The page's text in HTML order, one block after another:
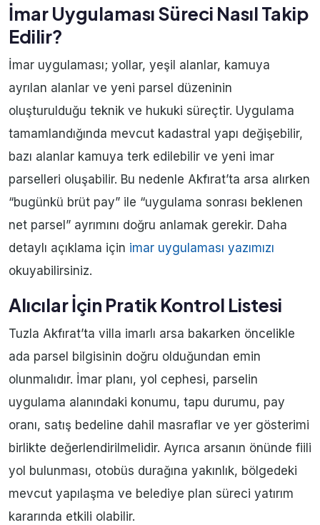
İmar Uygulaması Süreci Nasıl Takip
Edilir?
İmar uygulaması; yollar, yeşil alanlar, kamuya
ayrılan alanlar ve yeni parsel düzeninin
oluşturulduğu teknik ve hukuki süreçtir. Uygulama
tamamlandığında mevcut kadastral yapı değişebilir,
bazı alanlar kamuya terk edilebilir ve yeni imar
parselleri oluşabilir. Bu nedenle Akfırat’ta arsa alırken
“bugünkü brüt pay” ile “uygulama sonrası beklenen
net parsel” ayrımını doğru anlamak gerekir. Daha
detaylı açıklama için imar uygulaması yazımızı
okuyabilirsiniz.
Alıcılar İçin Pratik Kontrol Listesi
Tuzla Akfırat’ta villa imarlı arsa bakarken öncelikle
ada parsel bilgisinin doğru olduğundan emin
olunmalıdır. İmar planı, yol cephesi, parselin
uygulama alanındaki konumu, tapu durumu, pay
oranı, satış bedeline dahil masraflar ve yer gösterimi
birlikte değerlendirilmelidir. Ayrıca arsanın önünde fiili
yol bulunması, otobüs durağına yakınlık, bölgedeki
mevcut yapılaşma ve belediye plan süreci yatırım
kararında etkili olabilir.